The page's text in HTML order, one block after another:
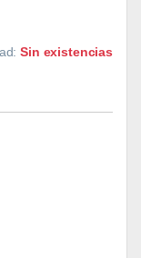
Sin existencias